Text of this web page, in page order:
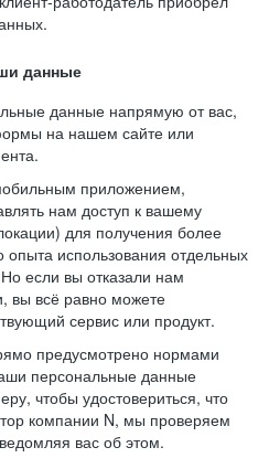
данные
данные напрямую от вас,
на нашем сайте или
приложением,
нам доступ к вашему
для получения более
опыта использования отдельных
если вы отказали нам
вы всё равно можете
сервис или продукт.
предусмотрено нормами
персональные данные
чтобы удостовериться, что
компании N, мы проверяем
вас об этом.